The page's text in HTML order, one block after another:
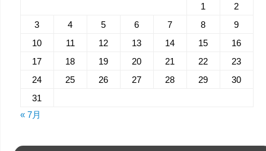
1
2
3
4 5 6 7 8
9
10
11 12 13 14 15
16
17
18 19 20 21 22
23
24
25 26 27 28 29
30
31
« 7月